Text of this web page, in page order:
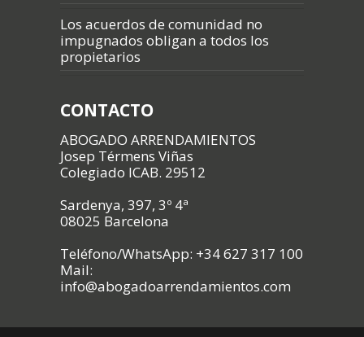
Los acuerdos de comunidad no
impugnados obligan a todos los
propietarios
CONTACTO
ABOGADO ARRENDAMIENTOS
Josep Térmens Viñas
Colegiado ICAB. 29512
Sardenya, 397, 3º 4ª
08025 Barcelona
Teléfono/WhatsApp: +34 627 317 100
Mail:
info@abogadoarrendamientos.com